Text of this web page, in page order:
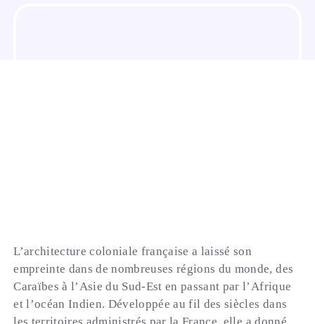
L’architecture coloniale française a laissé son
empreinte dans de nombreuses régions du monde, des
Caraïbes à l’Asie du Sud-Est en passant par l’Afrique
et l’océan Indien. Développée au fil des siècles dans